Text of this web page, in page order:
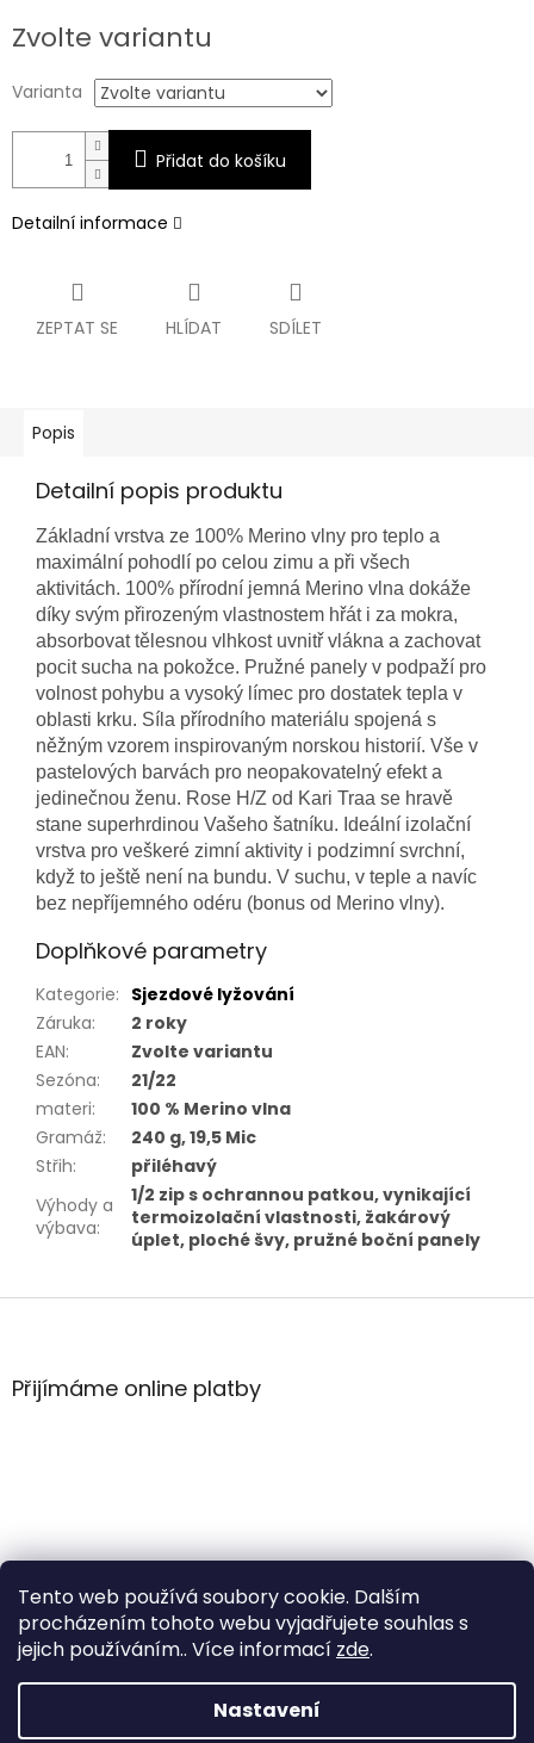
Tento web používá soubory cookie. Dalším
procházením tohoto webu vyjadřujete souhlas s
jejich používáním.. Více informací zde.
Nastavení
cena:
Zvolte variantu
Varianta
Přidat do košíku
Detailní informace
ZEPTAT SE HLÍDAT SDÍLET
Popis
Detailní popis produktu
Základní vrstva ze 100% Merino vlny pro teplo a
maximální pohodlí po celou zimu a při všech
aktivitách. 100% přírodní jemná Merino vlna dokáže
díky svým přirozeným vlastnostem hřát i za mokra,
absorbovat tělesnou vlhkost uvnitř vlákna a zachovat
pocit sucha na pokožce. Pružné panely v podpaží pro
volnost pohybu a vysoký límec pro dostatek tepla v
oblasti krku. Síla přírodního materiálu spojená s
něžným vzorem inspirovaným norskou historií. Vše v
pastelových barvách pro neopakovatelný efekt a
jedinečnou ženu. Rose H/Z od Kari Traa se hravě
stane superhrdinou Vašeho šatníku. Ideální izolační
vrstva pro veškeré zimní aktivity i podzimní svrchní,
když to ještě není na bundu. V suchu, v teple a navíc
bez nepříjemného odéru (bonus od Merino vlny).
Doplňkové parametry
Kategorie: Sjezdové lyžování
Záruka:
2 roky
EAN:
Zvolte variantu
Sezóna:
21/22
materi:
100 % Merino vlna
Gramáž:
240 g, 19,5 Mic
Střih:
přiléhavý
Výhody a
výbava:
1/2 zip s ochrannou patkou, vynikající
termoizolační vlastnosti, žakárový
úplet, ploché švy, pružné boční panely
Z
aPřijímáme online platby
Vytvořil Shoptet